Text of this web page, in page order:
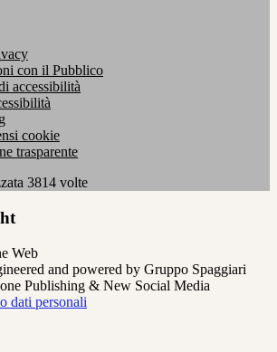
con il Pubblico
accessibilità
cookie
trasparente
3814 volte
and powered by Gruppo Spaggiari
Publishing & New Social Media
dati personali